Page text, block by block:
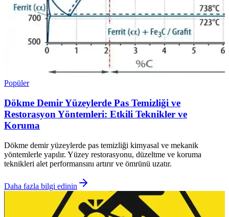
Popüler
Dökme Demir Yüzeylerde Pas Temizliği ve
Restorasyon Yöntemleri: Etkili Teknikler ve
Koruma
Dökme demir yüzeylerde pas temizliği kimyasal ve mekanik
yöntemlerle yapılır. Yüzey restorasyonu, düzeltme ve koruma
teknikleri alet performansını artırır ve ömrünü uzatır.
Daha fazla bilgi edinin